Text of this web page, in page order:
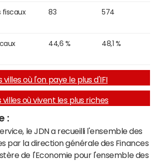
fiscaux
83 574
44,6 % 48,1 %
villes où l'on paye le plus d'IFI
villes où vivent les plus riches
:
le JDN a recueilli l'ensemble des
par la direction générale des Finances
de l'Economie pour l'ensemble des